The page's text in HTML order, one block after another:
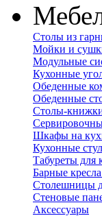
Столы из
Мойки и
Модульные
Кухонные
Обеденные
Обеденные
Столы-
Шкафы на
Кухонные
Табуреты для
Барные
Столешницы
Стеновые
Аксессуары